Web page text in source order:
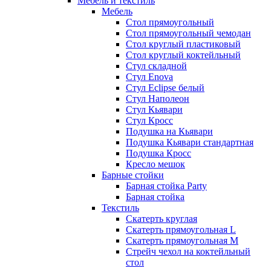
Мебель
Стол прямоугольный
Стол прямоугольный чемодан
Стол круглый пластиковый
Стол круглый коктейльный
Стул складной
Стул Enova
Стул Eclipse белый
Стул Наполеон
Стул Кьявари
Стул Кросс
Подушка на Кьявари
Подушка Кьявари стандартная
Подушка Кросс
Кресло мешок
Барные стойки
Барная стойка Party
Барная стойка
Текстиль
Скатерть круглая
Скатерть прямоугольная L
Скатерть прямоугольная M
Стрейч чехол на коктейльный
стол